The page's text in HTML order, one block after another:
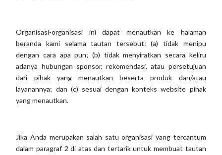
Organisasi-organisasi ini dapat menautkan ke halaman
beranda kami selama tautan tersebut: (a) tidak menipu
dengan cara apa pun; (b) tidak menyiratkan secara keliru
adanya hubungan sponsor, rekomendasi, atau persetujuan
dari pihak yang menautkan beserta produk dan/atau
layanannya; dan (c) sesuai dengan konteks website pihak
yang menautkan.
Jika Anda merupakan salah satu organisasi yang tercantum
dalam paragraf 2 di atas dan tertarik untuk membuat tautan